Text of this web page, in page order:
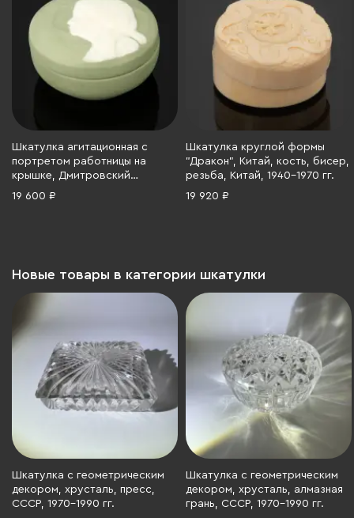
Шкатулка агитационная с
портретом работницы на
крышке, Дмитровский
фарфоровый завод (ДФЗ
19 600 ₽
Шкатулка круглой формы
"Дракон", Китай, кость, бисер,
резьба, Китай, 1940-1970 гг.
19 920 ₽
Новые товары в категории шкатулки
Шкатулка с геометрическим
декором, хрусталь, пресс,
СССР, 1970-1990 гг.
Шкатулка с геометрическим
декором, хрусталь, алмазная
грань, СССР, 1970-1990 гг.